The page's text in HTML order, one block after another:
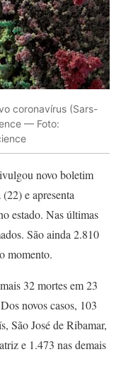
coronavírus (Sars-
— Foto:
novo boletim
e apresenta
estado. Nas últimas
São ainda 2.810
momento.
32 mortes em 23
novos casos, 103
São José de Ribamar,
e 1.473 nas demais